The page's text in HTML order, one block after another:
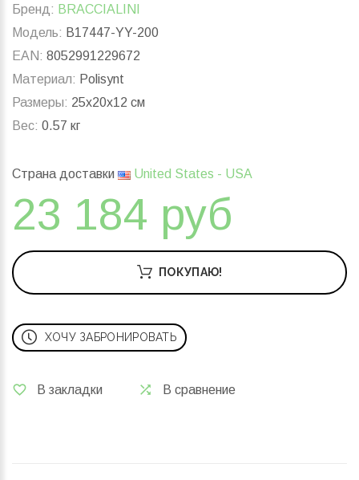
Бренд: BRACCIALINI
Модель: B17447-YY-200
EAN: 8052991229672
Материал: Polisynt
Размеры: 25x20x12 см
Вес: 0.57 кг
Страна доставки United States - USA
23 184 руб
ПОКУПАЮ!
ХОЧУ ЗАБРОНИРОВАТЬ
В закладки В сравнение